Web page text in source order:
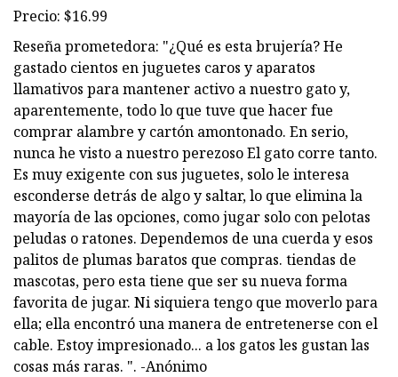
Precio: $16.99
Reseña prometedora: "¿Qué es esta brujería? He
gastado cientos en juguetes caros y aparatos
llamativos para mantener activo a nuestro gato y,
aparentemente, todo lo que tuve que hacer fue
comprar alambre y cartón amontonado. En serio,
nunca he visto a nuestro perezoso El gato corre tanto.
Es muy exigente con sus juguetes, solo le interesa
esconderse detrás de algo y saltar, lo que elimina la
mayoría de las opciones, como jugar solo con pelotas
peludas o ratones. Dependemos de una cuerda y esos
palitos de plumas baratos que compras. tiendas de
mascotas, pero esta tiene que ser su nueva forma
favorita de jugar. Ni siquiera tengo que moverlo para
ella; ella encontró una manera de entretenerse con el
cable. Estoy impresionado... a los gatos les gustan las
cosas más raras. ". -Anónimo